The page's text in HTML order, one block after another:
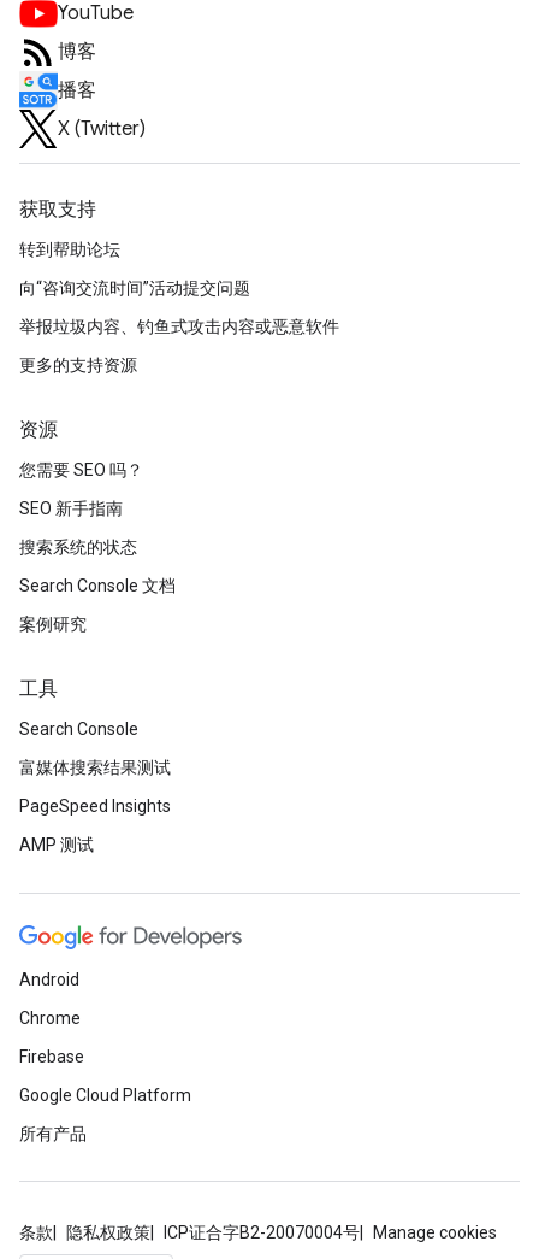
YouTube
博客
播客
X (Twitter)
获取支持
转到帮助论坛
向“咨询交流时间”活动提交问题
举报垃圾内容、钓鱼式攻击内容或恶意软件
更多的支持资源
资源
您需要 SEO 吗？
SEO 新手指南
搜索系统的状态
Search Console 文档
案例研究
工具
Search Console
富媒体搜索结果测试
PageSpeed Insights
AMP 测试
Android
Chrome
Firebase
Google Cloud Platform
所有产品
条款 隐私权政策 ICP证合字B2-20070004号 Manage cookies